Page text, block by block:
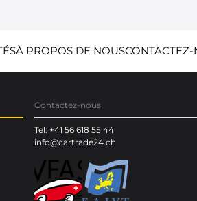
À PROPOS DE NOUSCONTACTEZ-
Contactez-nous
Tel: +41 56 618 55 44
info@cartrade24.ch